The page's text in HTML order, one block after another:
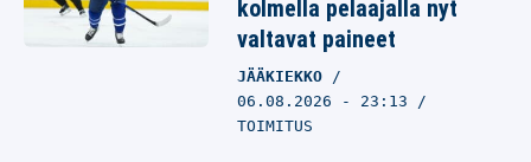
kolmella pelaajalla nyt
valtavat paineet
JÄÄKIEKKO
06.08.2026 - 23:13
TOIMITUS